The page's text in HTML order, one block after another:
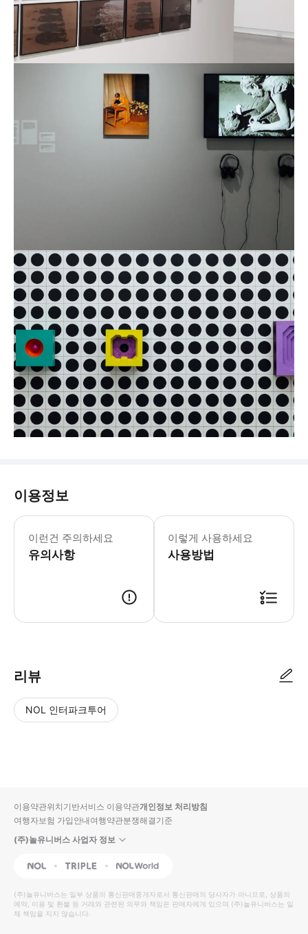
이용정보
이런건 주의하세요
유의사항
메데인 현대 미술관 화요일-금요일:
* 메데인 현대 미술관 셀프 가이드
이렇게 사용하세요
사용방법
리뷰
NOL 인터파크투어
입니
다.
높
은
순
동
영
상
순
상
이용약관위치기반서비스 이용약관개인정보 처리방침
여행자보험 가입안내여행약관분쟁해결기준
(주)놀유니버스 사업자 정보
NOL Triple Interpark Global
(주)놀유니버스는 일부 상품의 통신판매중개자로서 통신판매의 당사자가 아니므로, 상품의
예약, 이용 및 환불 등 거래와 관련된 의무와 책임은 판매자에게 있으며 (주)놀유니버스는 일
체 책임을 지지 않습니다.